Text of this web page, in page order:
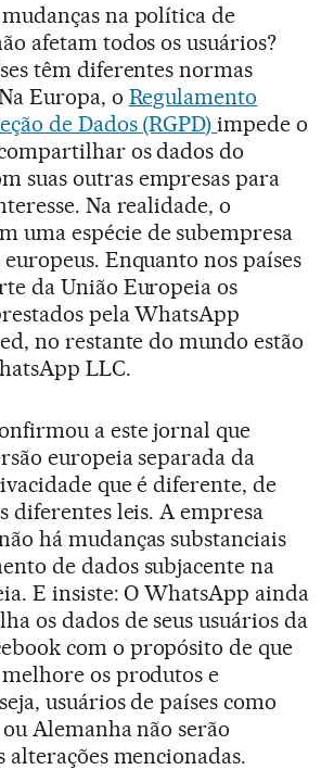
mudanças na política de
afetam todos os usuários?
têm diferentes normas
Europa, o Regulamento
de Dados (RGPD)impede o
os dados do
suas outras empresas para
Na realidade, o
uma espécie de subempresa
Enquanto nos países
da União Europeia os
pela WhatsApp
no restante do mundo estão
LLC.
a este jornal que
europeia separada da
que é diferente, de
diferentes leis. A empresa
há mudanças substanciais
de dados subjacente na
E insiste: O WhatsApp ainda
os dados de seus usuários da
com o propósito de que
os produtos e
usuários de países como
Alemanha não serão
alterações mencionadas.